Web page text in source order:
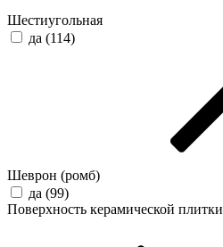
Шестиугольная
да (114)
Шеврон (ромб)
да (99)
Поверхность керамической плитки